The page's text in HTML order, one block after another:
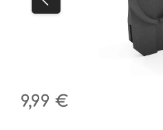
Regulärer Preis:
9,99 €